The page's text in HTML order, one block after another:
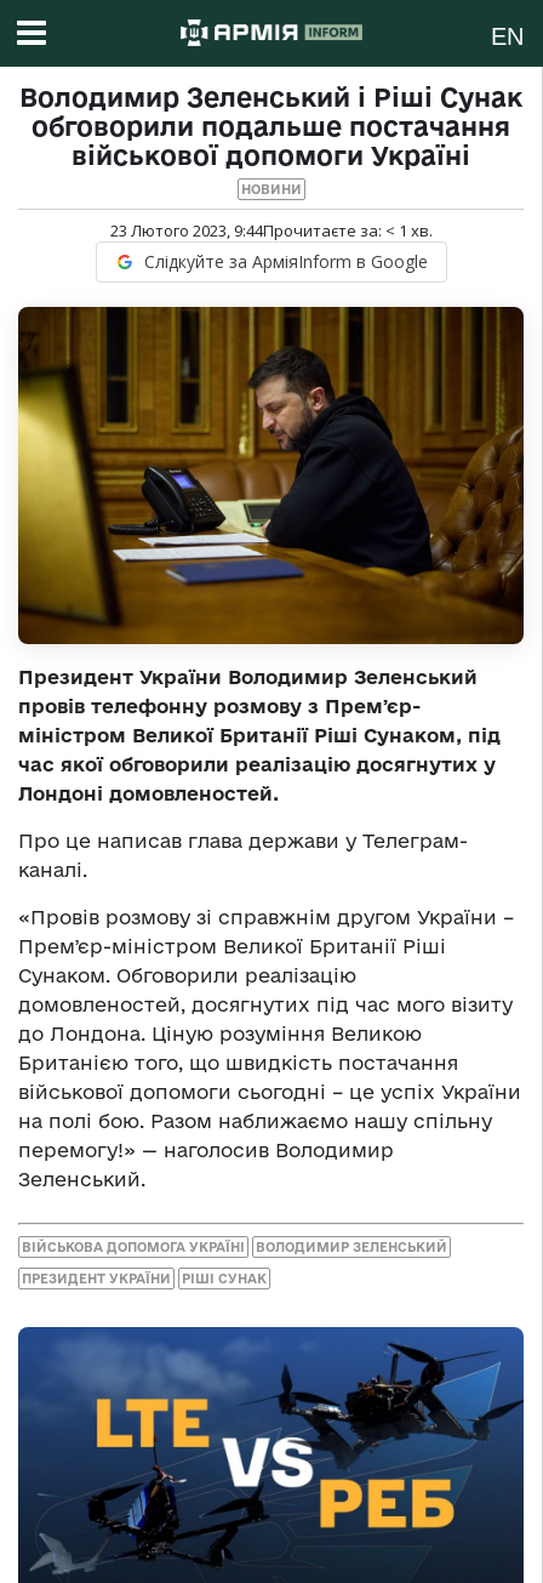
EN
Володимир Зеленський і Ріші Сунак
обговорили подальше постачання
військової допомоги Україні
НОВИНИ
23 Лютого 2023, 9:44Прочитаєте за: < 1 хв.
Слідкуйте за АрміяInform в Google
Президент України Володимир Зеленський
провів телефонну розмову з Премʼєр-
міністром Великої Британії Ріші Сунаком, під
час якої обговорили реалізацію досягнутих у
Лондоні домовленостей.
Про це написав глава держави у Телеграм-
каналі.
«Провів розмову зі справжнім другом України –
Премʼєр-міністром Великої Британії Ріші
Сунаком. Обговорили реалізацію
домовленостей, досягнутих під час мого візиту
до Лондона. Ціную розуміння Великою
Британією того, що швидкість постачання
військової допомоги сьогодні – це успіх України
на полі бою. Разом наближаємо нашу спільну
перемогу!» — наголосив Володимир
Зеленський.
ВІЙСЬКОВА ДОПОМОГА УКРАЇНІ ВОЛОДИМИР ЗЕЛЕНСЬКИЙ
ПРЕЗИДЕНТ УКРАЇНИ РІШІ СУНАК